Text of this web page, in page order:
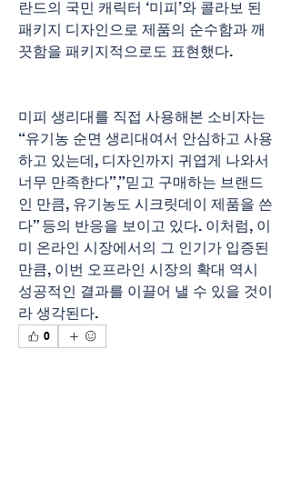
란드의 국민 캐릭터 ‘미피’와 콜라보 된
패키지 디자인으로 제품의 순수함과 깨
끗함을 패키지적으로도 표현했다.
미피 생리대를 직접 사용해본 소비자는
“유기농 순면 생리대여서 안심하고 사용
하고 있는데, 디자인까지 귀엽게 나와서
너무 만족한다”,”믿고 구매하는 브랜드
인 만큼, 유기농도 시크릿데이 제품을 쓴
다” 등의 반응을 보이고 있다. 이처럼, 이
미 온라인 시장에서의 그 인기가 입증된
만큼, 이번 오프라인 시장의 확대 역시
성공적인 결과를 이끌어 낼 수 있을 것이
라 생각된다.
0